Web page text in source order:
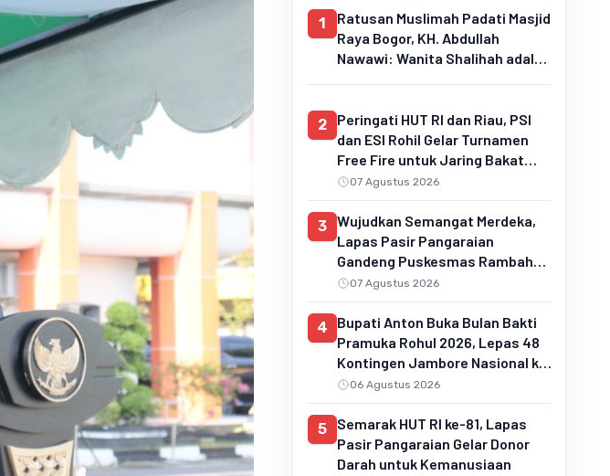
1
Ratusan Muslimah Padati Masjid
Raya Bogor, KH. Abdullah
Nawawi: Wanita Shalihah adalah
2
Peringati HUT RI dan Riau, PSI
dan ESI Rohil Gelar Turnamen
Free Fire untuk Jaring Bakat
Muda
07 Agustus 2026
3 Wujudkan Semangat Merdeka,
Lapas Pasir Pangaraian
Gandeng Puskesmas Rambah
Layani Pemeriksaan Kesehatan
Gratis
07 Agustus 2026
4
Bupati Anton Buka Bulan Bakti
Pramuka Rohul 2026, Lepas 48
Kontingen Jambore Nasional ke
Cibubur
06 Agustus 2026
5
Semarak HUT RI ke-81, Lapas
Pasir Pangaraian Gelar Donor
Darah untuk Kemanusiaan